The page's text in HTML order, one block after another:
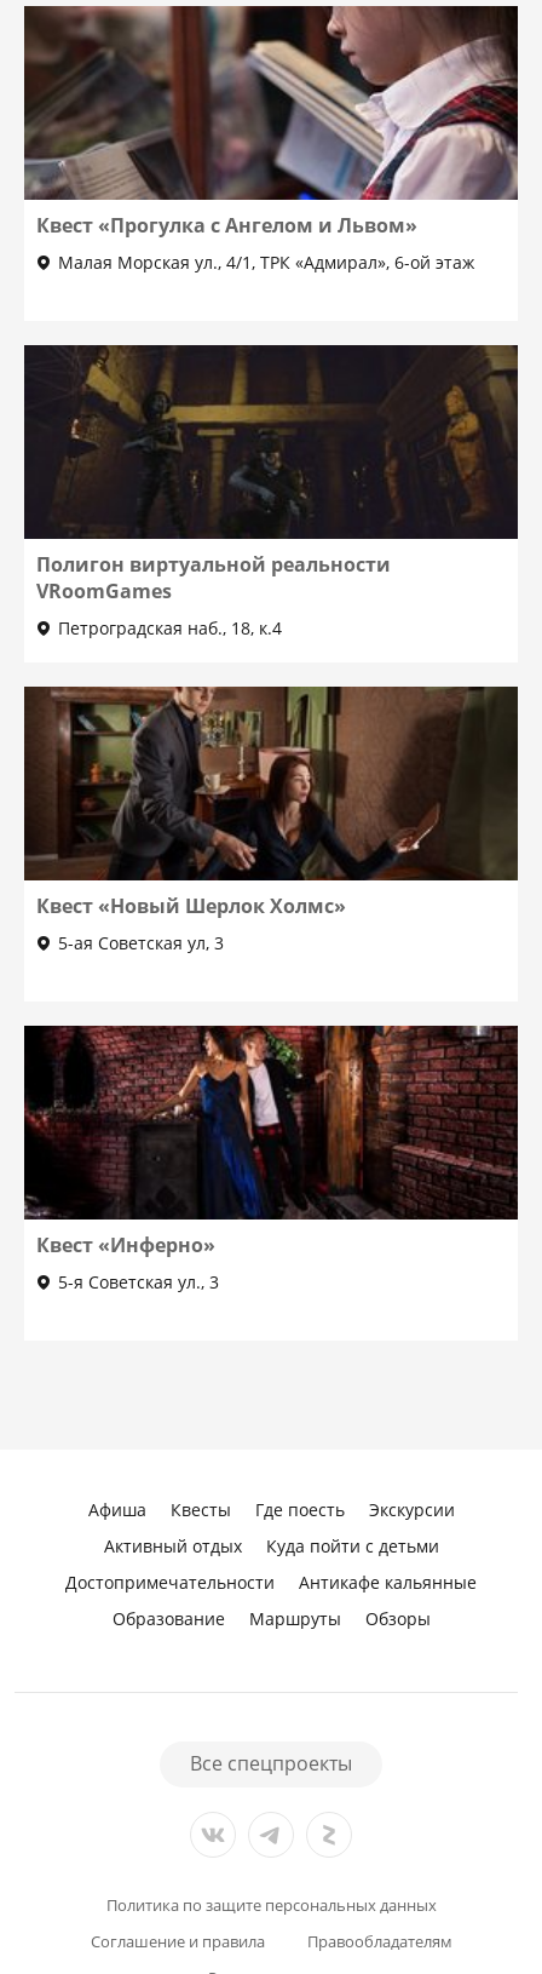
Квест «Прогулка с Ангелом и Львом»
Малая Морская ул., 4/1, ТРК «Адмирал», 6-ой этаж
Полигон виртуальной реальности
VRoomGames
Петроградская наб., 18, к.4
Квест «Новый Шерлок Холмс»
5-ая Советская ул, 3
Квест «Инферно»
5-я Советская ул., 3
Афиша Квесты Где поесть
Экскурсии
Активный отдых
Куда пойти с детьми
Достопримечательности
Антикафе кальянные
Образование
Маршруты Обзоры
Все спецпроекты
Политика по защите персональных данных
Соглашение и правила
Правообладателям